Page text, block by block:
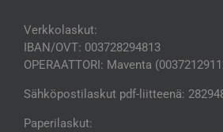
Verkkolaskut:
IBAN/OVT: 003728294813
OPERAATTORI: Maventa
Sähköpostilaskut pdf-liitteenä:
Paperilaskut: